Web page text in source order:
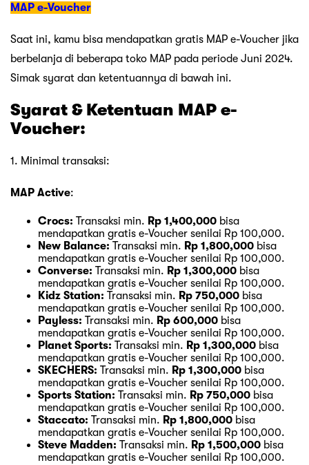
MAP e-Voucher
Saat ini, kamu bisa mendapatkan gratis MAP e-Voucher jika
berbelanja di beberapa toko MAP pada periode Juni 2024.
Simak syarat dan ketentuannya di bawah ini.
Syarat & Ketentuan MAP e-
Voucher:
1. Minimal transaksi:
MAP Active:
Crocs: Transaksi min. Rp 1,400,000 bisa
mendapatkan gratis e-Voucher senilai Rp 100,000.
New Balance: Transaksi min. Rp 1,800,000 bisa
mendapatkan gratis e-Voucher senilai Rp 100,000.
Converse: Transaksi min. Rp 1,300,000 bisa
mendapatkan gratis e-Voucher senilai Rp 100,000.
Kidz Station: Transaksi min. Rp 750,000 bisa
mendapatkan gratis e-Voucher senilai Rp 100,000.
Payless: Transaksi min. Rp 600,000 bisa
mendapatkan gratis e-Voucher senilai Rp 100,000.
Planet Sports: Transaksi min. Rp 1,300,000 bisa
mendapatkan gratis e-Voucher senilai Rp 100,000.
SKECHERS: Transaksi min. Rp 1,300,000 bisa
mendapatkan gratis e-Voucher senilai Rp 100,000.
Sports Station: Transaksi min. Rp 750,000 bisa
mendapatkan gratis e-Voucher senilai Rp 100,000.
Staccato: Transaksi min. Rp 1,800,000 bisa
mendapatkan gratis e-Voucher senilai Rp 100,000.
Steve Madden: Transaksi min. Rp 1,500,000 bisa
mendapatkan gratis e-Voucher senilai Rp 100,000.